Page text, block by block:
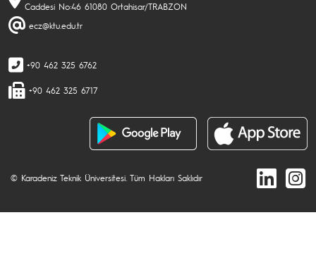
Caddesi No:46 61080 Ortahisar/TRABZON
ecz@ktu.edu.tr
+90 462 325 6762
+90 462 325 6717
© Karadeniz Teknik Üniversitesi. Tüm Hakları Saklıdır